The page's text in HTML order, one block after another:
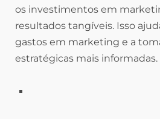
os investimentos em
resultados tangíveis. Isso
gastos em marketing e a
estratégicas mais informadas.